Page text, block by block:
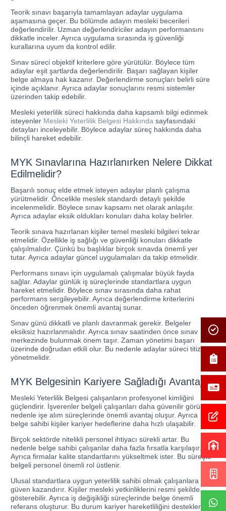
Teorik sınavı başarıyla tamamlayan adaylar uygulama
aşamasına geçer. Bu bölümde adayın mesleki becerileri
değerlendirilir. Uzman değerlendiriciler adayın performansını
dikkatle inceler. Ayrıca uygulama sırasında iş güvenliği
kurallarına uyum da kontrol edilir.
Sınav süreci objektif kriterlere göre yürütülür. Böylece tüm
adaylar eşit şartlarda değerlendirilir. Başarı sağlayan kişiler
belge almaya hak kazanır. Değerlendirme sonuçları belirli süre
içinde açıklanır. Ayrıca adaylar sonuçlarını resmi sistemler
üzerinden takip edebilir.
Mesleki yeterlilik süreci hakkında daha kapsamlı bilgi edinmek
isteyenler Mesleki Yeterlilik Belgesi Hakkında sayfasındaki
detayları inceleyebilir. Böylece adaylar süreç hakkında daha
bilinçli hareket edebilir.
MYK Sınavlarına Hazırlanırken Nelere Dikkat
Edilmelidir?
Başarılı sonuç elde etmek isteyen adaylar planlı çalışma
yürütmelidir. Öncelikle meslek standardı detaylı şekilde
incelenmelidir. Böylece sınav kapsamı net olarak anlaşılır.
Ayrıca adaylar eksik oldukları konuları daha kolay belirler.
Teorik sınava hazırlanan kişiler temel mesleki bilgileri tekrar
etmelidir. Özellikle iş sağlığı ve güvenliği konuları dikkatle
çalışılmalıdır. Çünkü bu başlıklar birçok sınavda önemli yer
tutar. Ayrıca adaylar güncel uygulamaları da takip etmelidir.
Performans sınavı için uygulamalı çalışmalar büyük fayda
sağlar. Adaylar günlük iş süreçlerinde standartlara uygun
hareket etmelidir. Böylece sınav sırasında daha rahat
performans sergileyebilir. Ayrıca değerlendirme kriterlerini
önceden öğrenmek önemli avantaj sunar.
Sınav günü dikkatli ve planlı davranmak gerekir. Belgeler
eksiksiz hazırlanmalıdır. Ayrıca sınav saatinden önce sınav
merkezinde bulunmak önem taşır. Zaman yönetimi başarı
üzerinde doğrudan etkili olur. Bu nedenle adaylar süreci titizlikle
yönetmelidir.
MYK Belgesinin Kariyere Sağladığı Avantajlar
Mesleki Yeterlilik Belgesi çalışanların profesyonel kimliğini
güçlendirir. İşverenler belgeli çalışanları daha güvenilir görür. Bu
nedenle işe alım süreçlerinde önemli avantaj oluşur. Ayrıca
belge sahibi kişiler kariyer hedeflerine daha hızlı ulaşabilir.
Birçok sektörde nitelikli personel ihtiyacı sürekli artar. Bu
nedenle belge sahibi çalışanlar daha fazla fırsatla karşılaşır.
Ayrıca firmalar kalite standartlarını yükseltmek ister. Bu süreçte
belgeli personel önemli rol üstlenir.
Ulusal standartlara uygun yeterlilik sahibi olmak çalışanlara
güven kazandırır. Kişiler mesleki yetkinliklerini resmi şekilde
gösterebilir. Ayrıca iş değişikliği süreçlerinde belge önemli
referans oluşturur. Bu durum kariyer hareketliliğini destekler.